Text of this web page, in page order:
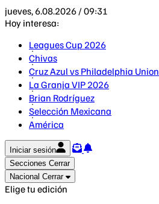
jueves, 6.08.2026 / 09:31
Hoy interesa:
Leagues Cup 2026
Chivas
Cruz Azul vs Philadelphia Union
La Granja VIP 2026
Brian Rodríguez
Selección Mexicana
América
Iniciar sesión
Secciones Cerrar
Nacional Cerrar
Elige tu edición